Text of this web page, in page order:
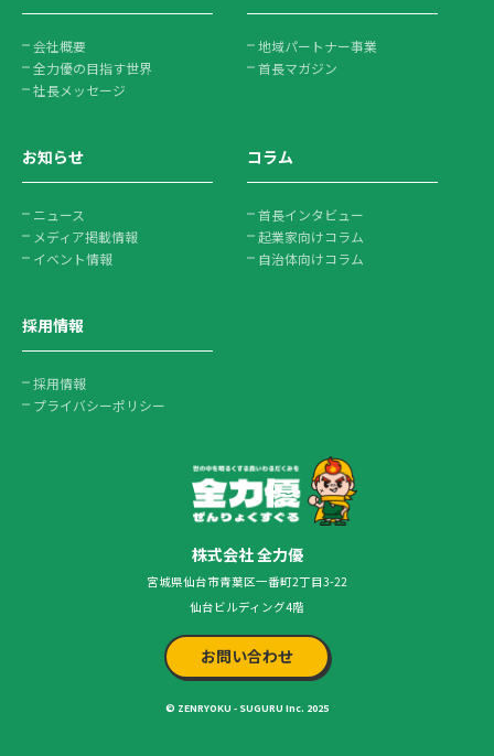
会社概要
全力優の目指す世界
社長メッセージ
地域パートナー事業
首長マガジン
お知らせ
ニュース
メディア掲載情報
イベント情報
コラム
首長インタビュー
起業家向けコラム
自治体向けコラム
採用情報
採用情報
プライバシーポリシー
株式会社 全力優
宮城県仙台市青葉区一番町2丁目3-22
仙台ビルディング4階
お問い合わせ
© ZENRYOKU - SUGURU Inc. 2025